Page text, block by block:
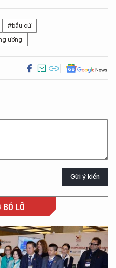
#bầu cử
ương
Gửi ý kiến
BỎ LỠ